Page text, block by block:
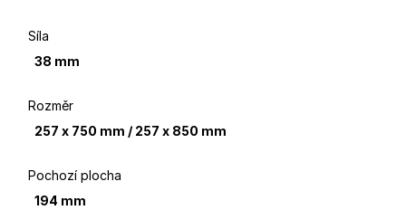
Síla
38 mm
Rozměr
257 x 750 mm / 257 x 850 mm
Pochozí plocha
194 mm